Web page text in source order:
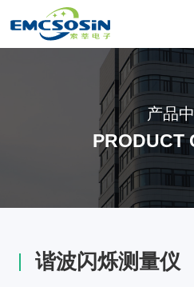
产品
PRODUCT
谐波闪烁测量仪